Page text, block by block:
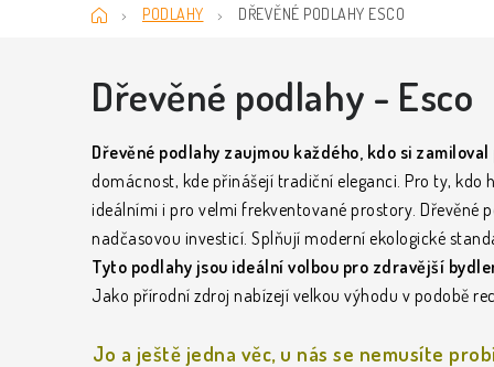
DomůPODLAHY DŘEVĚNÉ PODLAHY ESCO
Dřevěné podlahy - Esco
Dřevěné podlahy zaujmou každého, kdo si
domácnost, kde přinášejí tradiční eleganci. Pro ty,
ideálními i pro velmi frekventované prostory. Dřevěné
nadčasovou investicí. Splňují moderní ekologické
Tyto podlahy jsou ideální volbou pro zdravější
Jako přírodní zdroj nabízejí velkou výhodu v podobě
Jo a ještě jedna věc, u nás se nemusíte